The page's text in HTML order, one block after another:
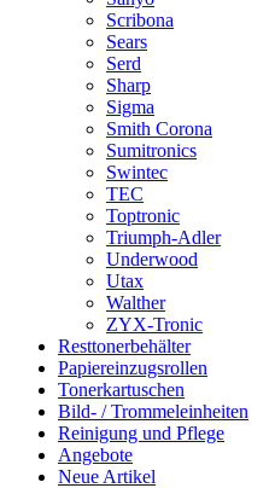
Scribona
Sears
Serd
Sharp
Sigma
Smith Corona
Sumitronics
Swintec
TEC
Toptronic
Triumph-Adler
Underwood
Utax
Walther
ZYX-Tronic
Resttonerbehälter
Papiereinzugsrollen
Tonerkartuschen
Bild- / Trommeleinheiten
Reinigung und Pflege
Angebote
Neue Artikel